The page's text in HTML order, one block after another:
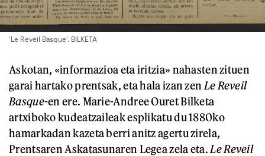
'Le Reveil Basque'. BILKETA
Askotan, «informazioa eta iritzia» nahasten zituen
garai hartako prentsak, eta hala izan zen Le Reveil
Basque-en ere. Marie-Andree Ouret Bilketa
artxiboko kudeatzaileak esplikatu du 1880ko
hamarkadan kazeta berri anitz agertu zirela,
Prentsaren Askatasunaren Legea zela eta. Le Reveil